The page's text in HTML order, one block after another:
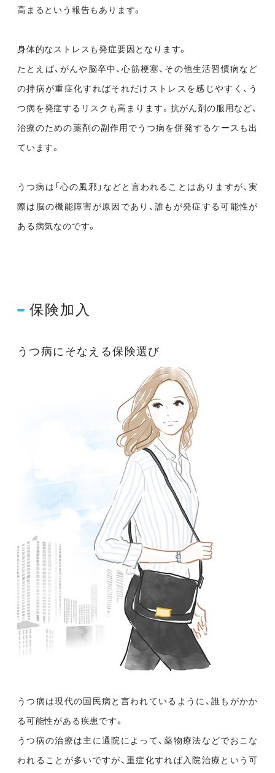
高まるという報告もあります。
身体的なストレスも発症要因となります。
たとえば、がんや脳卒中、心筋梗塞、その他生活習慣病など
の持病が重症化すればそれだけストレスを感じやすく、う
つ病を発症するリスクも高まります。抗がん剤の服用など、
治療のための薬剤の副作用でうつ病を併発するケースも出
ています。
うつ病は「心の風邪」などと言われることはありますが、実
際は脳の機能障害が原因であり、誰もが発症する可能性が
ある病気なのです。
保険加入
うつ病にそなえる保険選び
うつ病は現代の国民病と言われているように、誰もがかか
る可能性がある疾患です。
うつ病の治療は主に通院によって、薬物療法などでおこな
われることが多いですが、重症化すれば入院治療という可